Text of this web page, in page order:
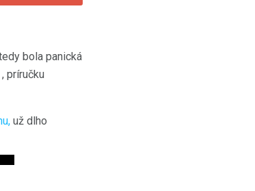
bola panická
, príručku
už dlho